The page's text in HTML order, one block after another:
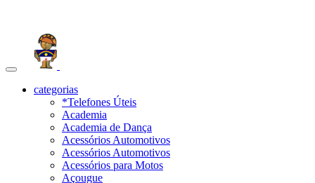
Toggle
navigationcategorias
*Telefones Úteis
Academia
Academia de Dança
Acessórios Automotivos
Acessórios Automotivos
Acessórios para Motos
Açougue